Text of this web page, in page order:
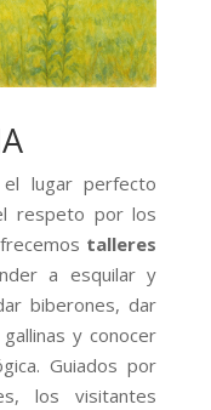
lugar perfecto
respeto por los
talleres
a esquilar y
biberones, dar
y conocer
Guiados por
los visitantes